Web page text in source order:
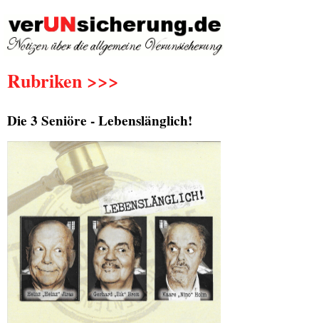
Rubriken >>>
Die 3 Seniöre - Lebenslänglich!